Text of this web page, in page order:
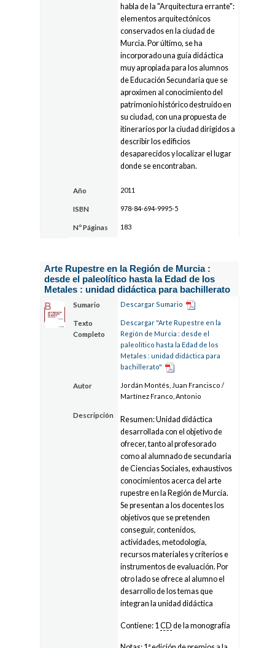
habla de la "Arquitectura errante":
elementos arquitectónicos
conservados en la ciudad de
Murcia. Por último, se ha
incorporado una guía didáctica
muy apropiada para los alumnos
de Educación Secundaria que se
aproximen al conocimiento del
patrimonio histórico destruido en
su ciudad, con una propuesta de
itinerarios por la ciudad dirigidos a
describir los edificios
desaparecidos y localizar el lugar
donde se encontraban.
Año 2011
ISBN 978-84-694-9995-5
Nº Páginas 183
Arte Rupestre en la Región de Murcia :
desde el paleolítico hasta la Edad de los
Metales : unidad didáctica para bachillerato
Sumario Descargar Sumario
Texto
Completo
Descargar "Arte Rupestre en la
Región de Murcia : desde el
paleolítico hasta la Edad de los
Metales : unidad didáctica para
bachillerato"
Autor
Jordán Montés, Juan Francisco /
Martínez Franco, Antonio
Descripción
Resumen: Unidad didáctica
desarrollada con el objetivo de
ofrecer, tanto al profesorado
como al alumnado de secundaria
de Ciencias Sociales, exhaustivos
conocimientos acerca del arte
rupestre en la Región de Murcia.
Se presentan a los docentes los
objetivos que se pretenden
conseguir, contenidos,
actividades, metodología,
recursos materiales y criterios e
instrumentos de evaluación. Por
otro lado se ofrece al alumno el
desarrollo de los temas que
integran la unidad didáctica
Contiene: 1CD de la monografía